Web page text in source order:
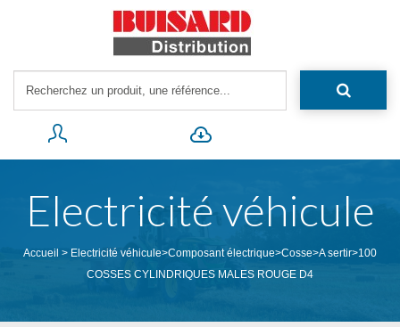
Electricité véhicule
Accueil > Electricité véhicule>Composant électrique>Cosse>A sertir>100
COSSES CYLINDRIQUES MALES ROUGE D4